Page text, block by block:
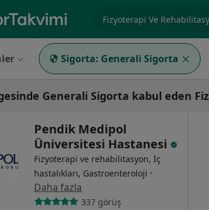
Sigorta: Generali Sigorta
Generali Sigorta kabul eden
Pendik Medipol
Üniversitesi Hastanesi
Fizyoterapi ve rehabilitasyon, İç
hastalıkları, Gastroenteroloji ·
Daha fazla
337 görüş